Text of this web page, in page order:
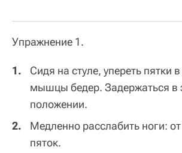
Упражнение 1.
Сидя на стуле, упереть пятки
мышцы бедер. Задержаться в
положении.
Медленно расслабить ноги:
пяток.